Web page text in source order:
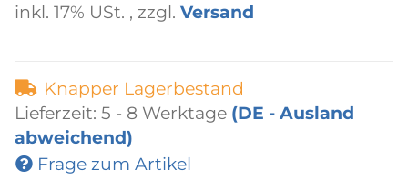
inkl. 17% USt. , zzgl. Versand
Knapper Lagerbestand
Lieferzeit: 5 - 8 Werktage (DE - Ausland
abweichend)
Frage zum Artikel